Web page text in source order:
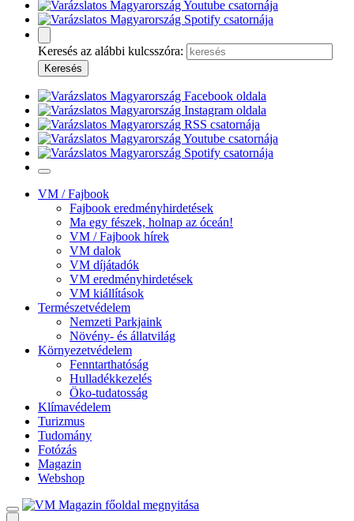
Keresés az alábbi kulcsszóra:
VM / Fajbook
Fajbook eredményhirdetések
Ma egy fészek, holnap az óceán!
VM / Fajbook hírek
VM dalok
VM díjátadók
VM eredményhirdetések
VM kiállítások
Természetvédelem
Nemzeti Parkjaink
Növény- és állatvilág
Környezetvédelem
Fenntarthatóság
Hulladékkezelés
Öko-tudatosság
Klímavédelem
Turizmus
Tudomány
Fotózás
Magazin
Webshop